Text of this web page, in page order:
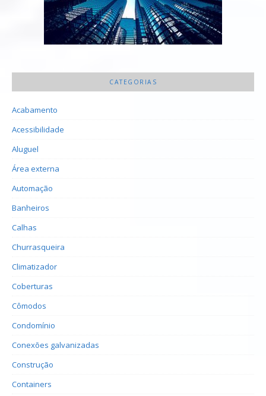
CATEGORIAS
Acabamento
Acessibilidade
Aluguel
Área externa
Automação
Banheiros
Calhas
Churrasqueira
Climatizador
Coberturas
Cômodos
Condomínio
Conexões galvanizadas
Construção
Containers